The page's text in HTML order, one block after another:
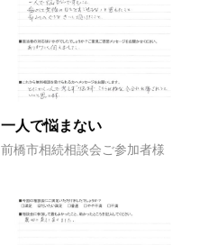
一人で悩まない
前橋市相続相談会ご参加者様